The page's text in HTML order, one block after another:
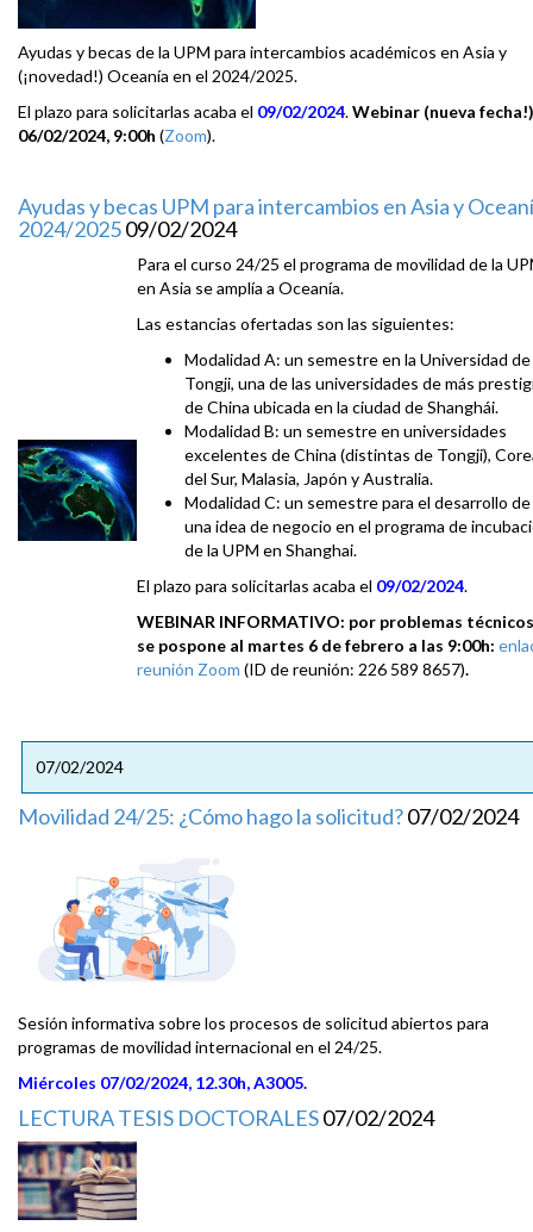
Ayudas y becas de la UPM para intercambios académicos en Asia y
(¡novedad!) Oceanía en el 2024/2025.
El plazo para solicitarlas acaba el 09/02/2024.Webinar (nueva
06/02/2024, 9:00h (Zoom).
Ayudas y becas UPM para intercambios en Asia y
2024/202509/02/2024
Para el curso 24/25 el programa de movilidad de la
en Asia se amplía a Oceanía.
Las estancias ofertadas son las siguientes:
Modalidad A: un semestre en la Universidad de
Tongji, una de las universidades de más
de China ubicada en la ciudad de Shanghái.
Modalidad B: un semestre en universidades
excelentes de China (distintas de Tongji),
del Sur, Malasia, Japón y Australia.
Modalidad C: un semestre para el desarrollo de
una idea de negocio en el programa de
de la UPM en Shanghai.
El plazo para solicitarlas acaba el 09/02/2024.
WEBINAR INFORMATIVO: por problemas técnicos
se pospone al martes 6 de febrero a las 9:00h:
reunión Zoom (ID de reunión: 226 589 8657).
07/02/2024
Movilidad 24/25: ¿Cómo hago la solicitud?07/02/2024
Sesión informativa sobre los procesos de solicitud abiertos para
programas de movilidad internacional en el 24/25.
Miércoles 07/02/2024, 12.30h, A3005.
LECTURA TESIS DOCTORALES07/02/2024